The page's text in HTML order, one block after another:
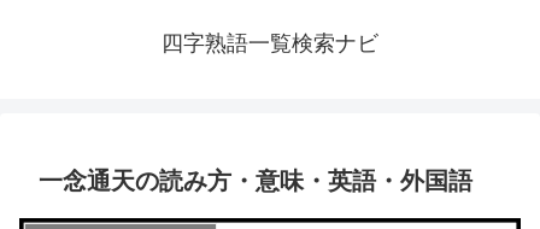
四字熟語一覧検索ナビ
一念通天の読み方・意味・英語・外国語